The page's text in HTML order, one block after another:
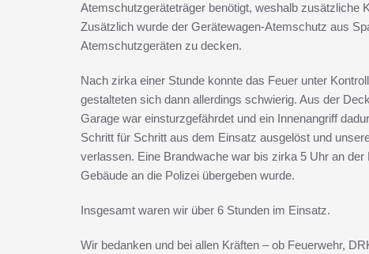
Atemschutzgeräteträger benötigt, weshalb zusätzliche
Zusätzlich wurde der Gerätewagen-Atemschutz aus
Atemschutzgeräten zu decken.
Nach zirka einer Stunde konnte das Feuer unter
gestalteten sich dann allerdings schwierig. Aus der
Garage war einsturzgefährdet und ein Innenangriff
Schritt für Schritt aus dem Einsatz ausgelöst und
verlassen. Eine Brandwache war bis zirka 5 Uhr an
Gebäude an die Polizei übergeben wurde.
Insgesamt waren wir über 6 Stunden im Einsatz.
Wir bedanken und bei allen Kräften – ob Feuerwehr,